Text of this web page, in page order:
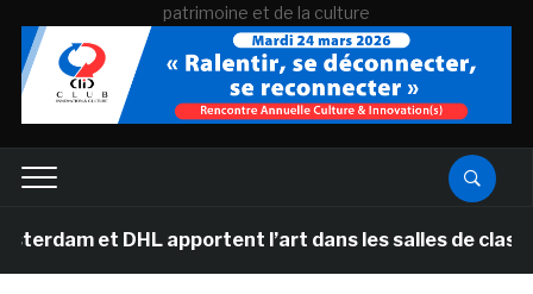
patrimoine et de la culture
et DHL apportent l’art dans les salles de classe des